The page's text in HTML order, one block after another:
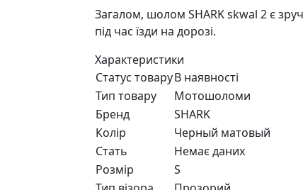
Загалом, шолом SHARK skwal 2 є
під час їзди на дорозі.
Характеристики
Статус товаруВ наявності
Тип товару
Мотошоломи
Бренд
SHARK
Колір
Черный матовый
Стать
Немає даних
Розмір
S